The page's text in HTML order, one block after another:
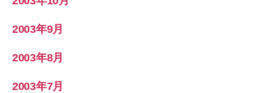
2003年9月
2003年8月
2003年7月